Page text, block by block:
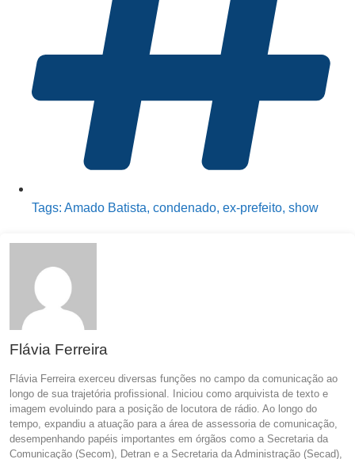
Tags: Amado Batista, condenado, ex-prefeito, show
Flávia Ferreira
Flávia Ferreira exerceu diversas funções no campo da comunicação ao
longo de sua trajetória profissional. Iniciou como arquivista de texto e
imagem evoluindo para a posição de locutora de rádio. Ao longo do
tempo, expandiu a atuação para a área de assessoria de comunicação,
desempenhando papéis importantes em órgãos como a Secretaria da
Comunicação (Secom), Detran e a Secretaria da Administração (Secad),